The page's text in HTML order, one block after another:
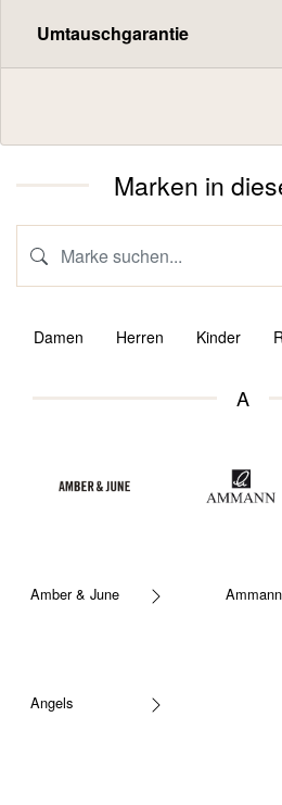
Umtauschgarantie
Marken in
Damen Herren Kinder
A
Amber & June Ammann
Angels